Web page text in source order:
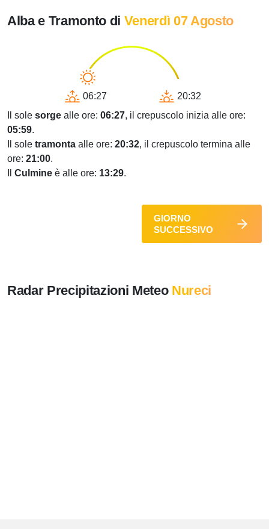
Alba e Tramonto di Venerdì 07 Agosto
06:27
20:32
Il sole sorge alle ore: 06:27, il crepuscolo inizia alle ore:
05:59.
Il sole tramonta alle ore: 20:32, il crepuscolo termina alle
ore: 21:00.
Culmine è alle ore: 13:29.
GIORNO
SUCCESSIVO
Radar Precipitazioni Meteo Nureci